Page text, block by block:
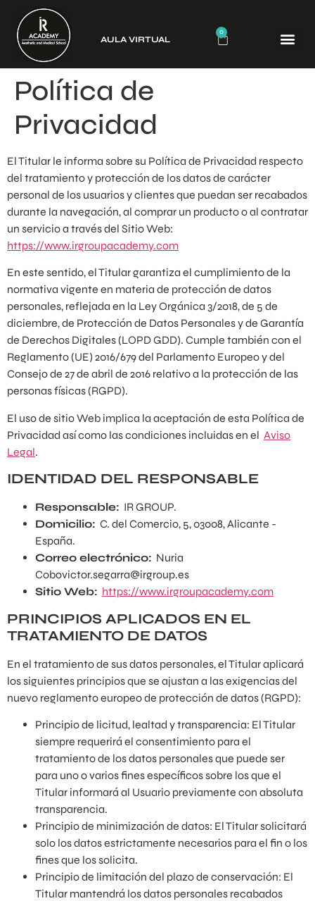
AULA VIRTUAL
0
Política de
Privacidad
El Titular le informa sobre su Política de Privacidad respecto
del tratamiento y protección de los datos de carácter
personal de los usuarios y clientes que puedan ser recabados
durante la navegación, al comprar un producto o al contratar
un servicio a través del Sitio Web:
https://www.irgroupacademy.com
En este sentido, el Titular garantiza el cumplimiento de la
normativa vigente en materia de protección de datos
personales, reflejada en la Ley Orgánica 3/2018, de 5 de
diciembre, de Protección de Datos Personales y de Garantía
de Derechos Digitales (LOPD GDD). Cumple también con el
Reglamento (UE) 2016/679 del Parlamento Europeo y del
Consejo de 27 de abril de 2016 relativo a la protección de las
personas físicas (RGPD).
El uso de sitio Web implica la aceptación de esta Política de
Privacidad así como las condiciones incluidas en el Aviso
Legal.
IDENTIDAD DEL RESPONSABLE
Responsable: IR GROUP.
Domicilio: C. del Comercio, 5, 03008, Alicante -
España.
Correo electrónico: Nuria
Cobovictor.segarra@irgroup.es
Sitio Web: https://www.irgroupacademy.com
PRINCIPIOS APLICADOS EN EL
TRATAMIENTO DE DATOS
En el tratamiento de sus datos personales, el Titular aplicará
los siguientes principios que se ajustan a las exigencias del
nuevo reglamento europeo de protección de datos (RGPD):
Principio de licitud, lealtad y transparencia: El Titular
siempre requerirá el consentimiento para el
tratamiento de los datos personales que puede ser
para uno o varios fines específicos sobre los que el
Titular informará al Usuario previamente con absoluta
transparencia.
Principio de minimización de datos: El Titular solicitará
solo los datos estrictamente necesarios para el fin o los
fines que los solicita.
Principio de limitación del plazo de conservación: El
Titular mantendrá los datos personales recabados